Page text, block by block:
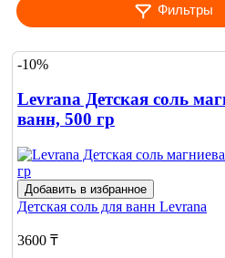
Фильтры
-10%
Levrana Детская соль
ванн, 500 гр
Добавить в избранное
Детская соль для ванн Levrana
3600 ₸